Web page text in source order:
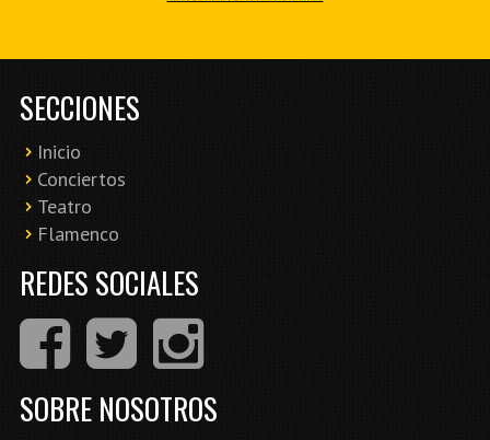
SECCIONES
Inicio
Conciertos
Teatro
Flamenco
REDES SOCIALES
SOBRE NOSOTROS